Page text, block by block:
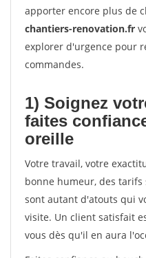
apporter encore plus de
chantiers-renovation.fr
explorer d'urgence pour
commandes.
1) Soignez
faites
oreille
Votre travail, votre
bonne humeur, des
sont autant d'atouts qui
visite. Un client satisfait
vous dès qu'il en aura